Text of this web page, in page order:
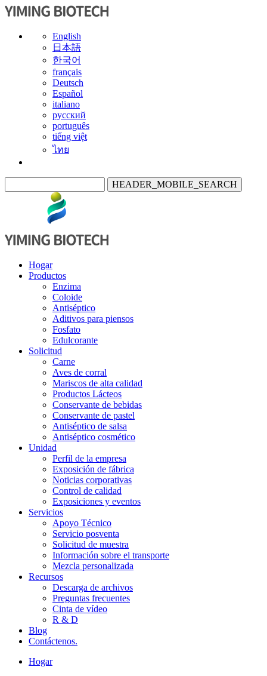
English
日本語
한국어
français
Deutsch
Español
italiano
русский
português
tiếng việt
ไทย
HEADER_MOBILE_SEARCH
Hogar
Productos
Enzima
Coloide
Antiséptico
Aditivos para piensos
Fosfato
Edulcorante
Solicitud
Carne
Aves de corral
Mariscos de alta calidad
Productos Lácteos
Conservante de bebidas
Conservante de pastel
Antiséptico de salsa
Antiséptico cosmético
Unidad
Perfil de la empresa
Exposición de fábrica
Noticias corporativas
Control de calidad
Exposiciones y eventos
Servicios
Apoyo Técnico
Servicio posventa
Solicitud de muestra
Información sobre el transporte
Mezcla personalizada
Recursos
Descarga de archivos
Preguntas frecuentes
Cinta de vídeo
R & D
Blog
Contáctenos.
Hogar